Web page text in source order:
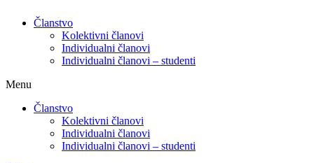
Članstvo
Kolektivni članovi
Individualni članovi
Individualni članovi – studenti
Menu
Članstvo
Kolektivni članovi
Individualni članovi
Individualni članovi – studenti